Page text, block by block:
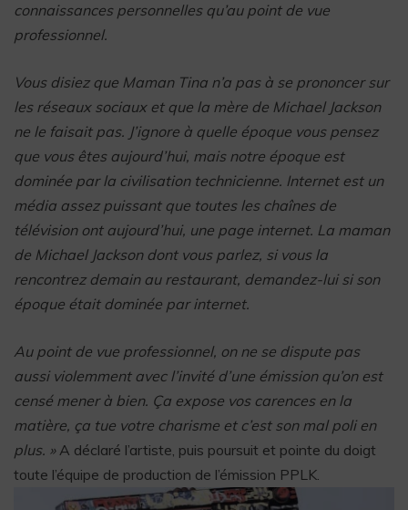
connaissances personnelles qu’au point de vue
professionnel.
Vous disiez que Maman Tina n’a pas à se prononcer sur
les réseaux sociaux et que la mère de Michael Jackson
ne le faisait pas. J’ignore à quelle époque vous pensez
que vous êtes aujourd’hui, mais notre époque est
dominée par la civilisation technicienne. Internet est un
média assez puissant que toutes les chaînes de
télévision ont aujourd’hui, une page internet. La maman
de Michael Jackson dont vous parlez, si vous la
rencontrez demain au restaurant, demandez-lui si son
époque était dominée par internet.
Au point de vue professionnel, on ne se dispute pas
aussi violemment avec l’invité d’une émission qu’on est
censé mener à bien. Ça expose vos carences en la
matière, ça tue votre charisme et c’est son mal poli en
plus. »A déclaré l’artiste, puis poursuit et pointe du doigt
toute l’équipe de production de l’émission PPLK.